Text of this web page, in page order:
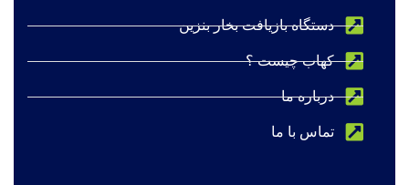
دستگاه بازیافت بخار بنزین
کهاب چیست ؟
درباره ما
تماس با ما